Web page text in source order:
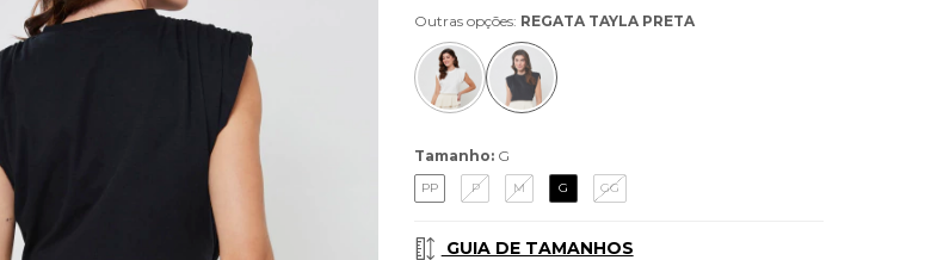
Outras opções: REGATA TAYLA PRETA
Tamanho: G
PP P M G GG
GUIA DE TAMANHOS